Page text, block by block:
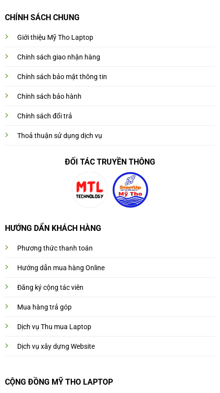
CHÍNH SÁCH CHUNG
Giới thiệu Mỹ Tho Laptop
Chính sách giao nhận hàng
Chính sách bảo mật thông tin
Chính sách bảo hành
Chính sách đổi trả
Thoả thuận sử dụng dịch vụ
ĐỐI TÁC TRUYỀN THÔNG
HƯỚNG DẨN KHÁCH HÀNG
Phương thức thanh toán
Hướng dẫn mua hàng Online
Đăng ký cộng tác viên
Mua hàng trả góp
Dịch vụ Thu mua Laptop
Dịch vụ xây dựng Website
CỘNG ĐỒNG MỸ THO LAPTOP